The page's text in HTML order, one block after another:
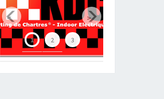
Chartres Métropole
< >
1 2 3